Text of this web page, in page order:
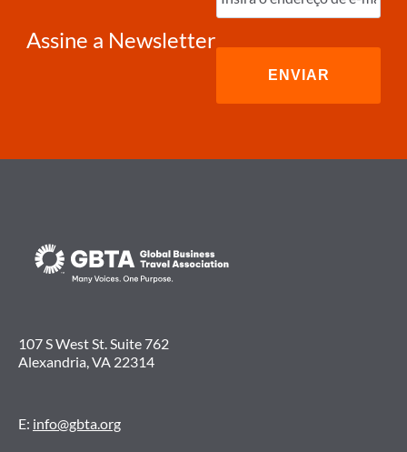
Assine a Newsletter
e-
107 S West St. Suite 762
Alexandria, VA 22314
E: info@gbta.org